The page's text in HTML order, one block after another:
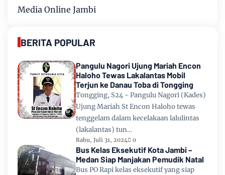
Media Online Jambi
BERITA POPULAR
Pangulu Nagori Ujung Mariah Encon
Haloho Tewas Lakalantas Mobil
Terjun ke Danau Toba di Tongging
Tongging, S24 - Pangulu Nagori (Kades)
Ujung Mariah St Encon Haloho tewas
tenggelam dalam kecelakaan lalulintas
(lakalantas) tun…
Rabu, Juli 31, 2024 0
Bus Kelas Eksekutif Kota Jambi –
Medan Siap Manjakan Pemudik Natal
Bus PO Rapi kelas eksekutif yang siap